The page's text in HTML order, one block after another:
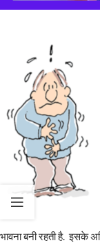
भावना बनी रहती है. इसके